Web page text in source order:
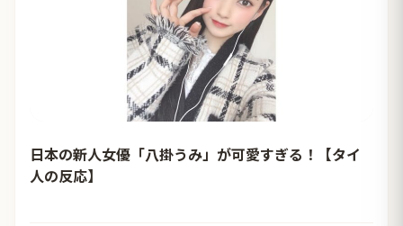
日本の新人女優「八掛うみ」が可愛すぎる！【タイ
人の反応】